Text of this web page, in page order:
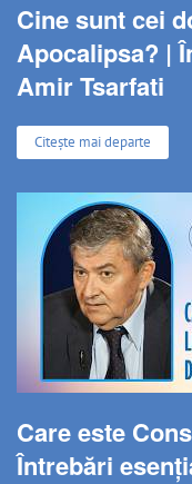
Cine sunt cei
Apocalipsa? |
Amir Tsarfati
Citește mai departe
Care este
Întrebări